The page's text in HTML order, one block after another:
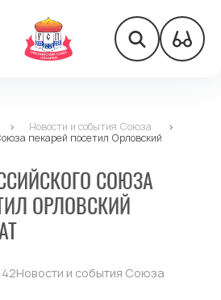
> Новости и события Союза
>
пекарей посетил Орловский
СОЮЗА
ОРЛОВСКИЙ
Новости и события Союза